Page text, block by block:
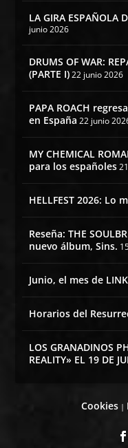
LA GIRA ESPAÑOLA
junio 2026
DRUMS OF WAR:
(PARTE I) 22 junio 2026
PAPA ROACH
en España 22 junio
MY CHEMICAL
para los españoles
HELLFEST 2026: Lo
Reseña: THE
nuevo álbum, Sins.
Junio, el mes de
Horarios del
LOS GRANADINOS
REALITY» EL 19 DE
Cookies|